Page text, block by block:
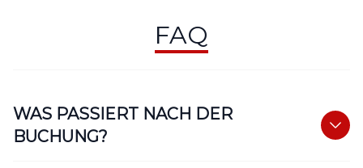
FAQ
WAS PASSIERT NACH DER
BUCHUNG?